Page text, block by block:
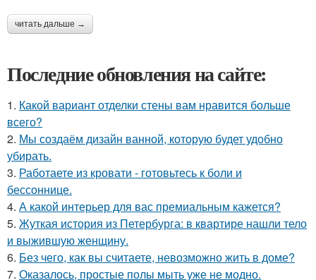
читать дальше →
Последние обновления на сайте:
1. Какой вариант отделки стены вам нравится больше
всего?
2. Мы создаём дизайн ванной, которую будет удобно
убирать.
3. Работаете из кровати - готовьтесь к боли и
бессоннице.
4. А какой интерьер для вас премиальным кажется?
5. Жуткая история из Петербурга: в квартире нашли тело
и выжившую женщину.
6. Без чего, как вы считаете, невозможно жить в доме?
7. Оказалось, простые полы мыть уже не модно.